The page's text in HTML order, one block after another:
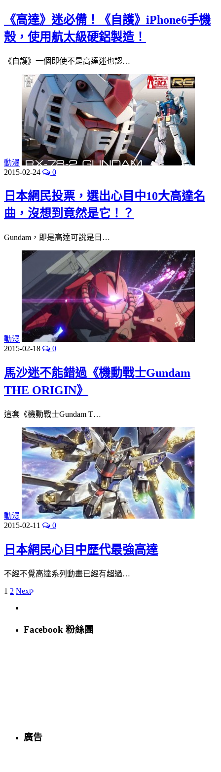
《高達》迷必備！《自護》iPhone6手機
殼，使用航太級硬鋁製造！
《自護》一個即使不是高達迷也認…
動漫
2015-02-24
0
日本網民投票，選出心目中10大高達名
曲，沒想到竟然是它！？
Gundam，即是高達可說是日…
動漫
2015-02-18
0
馬沙迷不能錯過《機動戰士Gundam
THE ORIGIN》
這套《機動戰士Gundam T…
動漫
2015-02-11
0
日本網民心目中歷代最強高達
不經不覺高達系列動畫已經有超過…
1 2 Next
Facebook 粉絲團
廣告